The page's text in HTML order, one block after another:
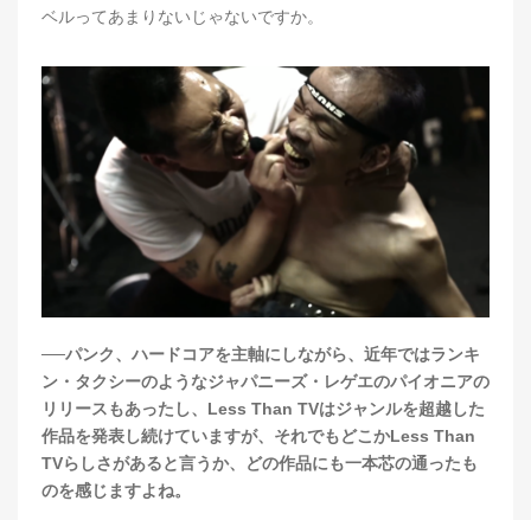
ベルってあまりないじゃないですか。
──パンク、ハードコアを主軸にしながら、近年ではランキ
ン・タクシーのようなジャパニーズ・レゲエのパイオニアの
リリースもあったし、Less Than TVはジャンルを超越した
作品を発表し続けていますが、それでもどこかLess Than
TVらしさがあると言うか、どの作品にも一本芯の通ったも
のを感じますよね。